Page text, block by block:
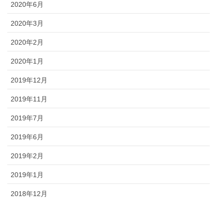
2020年6月
2020年3月
2020年2月
2020年1月
2019年12月
2019年11月
2019年7月
2019年6月
2019年2月
2019年1月
2018年12月